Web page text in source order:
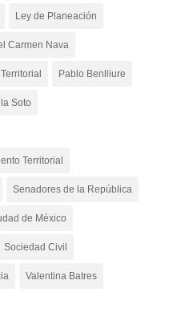
Ley de Planeación
Carmen Nava
Pablo Benlliure
Soto
Territorial
Senadores de la República
de México
Sociedad Civil
Valentina Batres